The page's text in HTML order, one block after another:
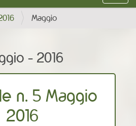
Maggio
- 2016
n. 5 Maggio
2016